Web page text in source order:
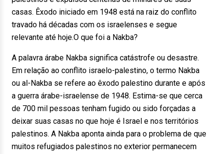
casas. Êxodo iniciado em 1948 está na raiz do conflito
travado há décadas com os israelenses e segue
relevante até hoje.O que foi a Nakba?
A palavra árabe Nakba significa catástrofe ou desastre.
Em relação ao conflito israelo-palestino, o termo Nakba
ou al-Nakba se refere ao êxodo palestino durante e após
a guerra árabe-israelense de 1948. Estima-se que cerca
de 700 mil pessoas tenham fugido ou sido forçadas a
deixar suas casas no que hoje é Israel e nos territórios
palestinos. A Nakba aponta ainda para o problema de que
muitos refugiados palestinos no exterior permanecem